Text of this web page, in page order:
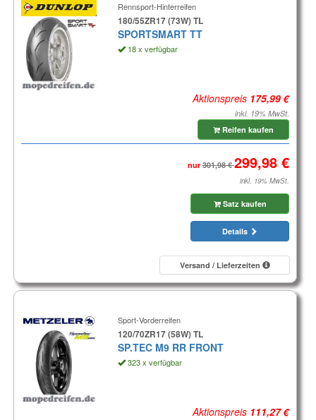
Rennsport-Hinterreifen
180/55ZR17 (73W) TL
SPORTSMART TT
18 x verfügbar
Aktionspreis
inkl. 19% MwSt.
Reifen kaufen
nur
inkl. 19% MwSt.
Satz kaufen
Details
Versand / Lieferzeiten
Sport-Vorderreifen
120/70ZR17 (58W) TL
SP.TEC M9 RR FRONT
323 x verfügbar
Aktionspreis